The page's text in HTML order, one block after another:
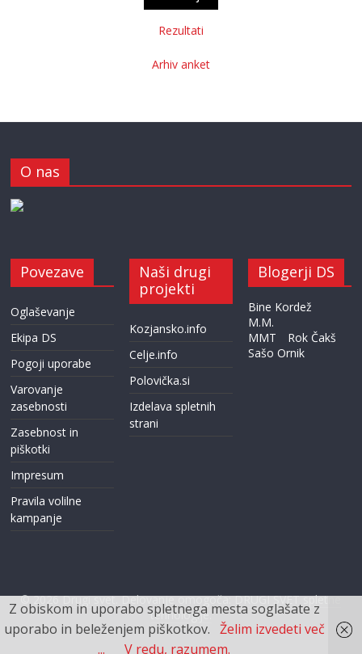
Rezultati
Arhiv anket
O nas
Povezave
Oglaševanje
Ekipa DS
Pogoji uporabe
Varovanje
zasebnosti
Zasebnost in
piškotki
Impresum
Pravila volilne
kampanje
Naši drugi
projekti
Kozjansko.info
Celje.info
Polovička.si
Izdelava spletnih
strani
Blogerji DS
Bine Kordež
M.M.
MMT
Rok Čakš
Sašo Ornik
© 2026Drugi svet. Delovanje omogoča:DRUGI SVET spletne
tehnologije.
Z obiskom in uporabo spletnega mesta soglašate z
uporabo in beleženjem piškotkov. Želim izvedeti več
...
V redu, razumem.